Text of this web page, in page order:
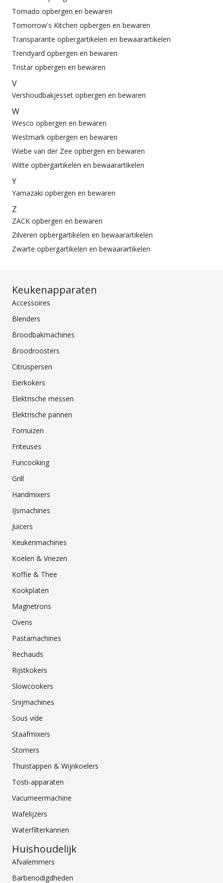
Tomado opbergen en bewaren
Tomorrow's Kitchen opbergen en bewaren
Transparante opbergartikelen en bewaarartikelen
Trendyard opbergen en bewaren
Tristar opbergen en bewaren
V
Vershoudbakjesset opbergen en bewaren
W
Wesco opbergen en bewaren
Westmark opbergen en bewaren
Wiebe van der Zee opbergen en bewaren
Witte opbergartikelen en bewaarartikelen
Y
Yamazaki opbergen en bewaren
Z
ZACK opbergen en bewaren
Zilveren opbergartikelen en bewaarartikelen
Zwarte opbergartikelen en bewaarartikelen
Keukenapparaten
Accessoires
Blenders
Broodbakmachines
Broodroosters
Citruspersen
Eierkokers
Elektrische messen
Elektrische pannen
Fornuizen
Friteuses
Funcooking
Grill
Handmixers
IJsmachines
Juicers
Keukenmachines
Koelen & Vriezen
Koffie & Thee
Kookplaten
Magnetrons
Ovens
Pastamachines
Rechauds
Rijstkokers
Slowcookers
Snijmachines
Sous vide
Staafmixers
Stomers
Thuistappen & Wijnkoelers
Tosti-apparaten
Vacumeermachine
Wafelijzers
Waterfilterkannen
Huishoudelijk
Afvalemmers
Barbenodigdheden